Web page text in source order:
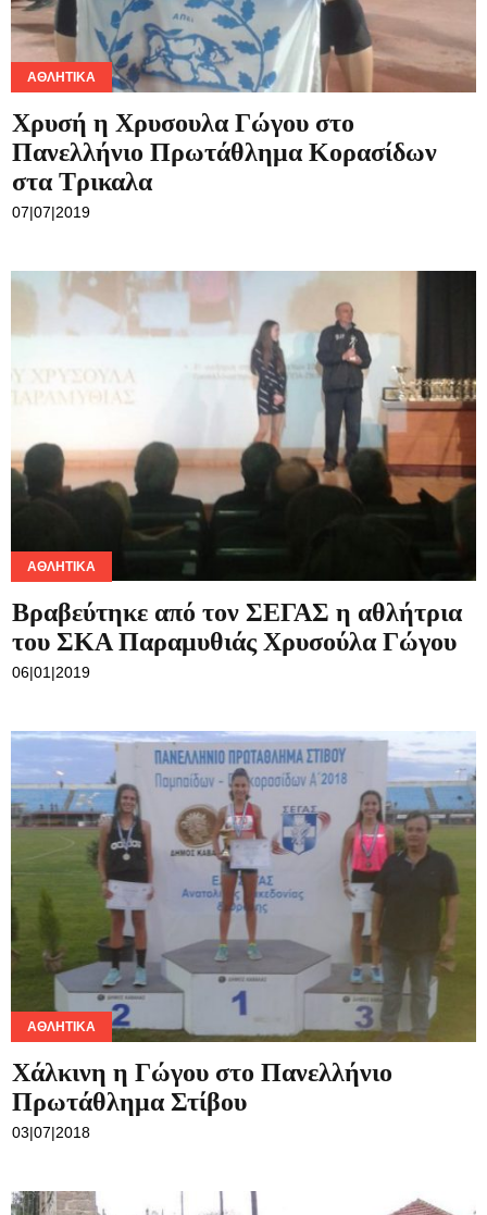
ΑΘΛΗΤΙΚΆ
Χρυσή η Χρυσουλα Γώγου στο
Πανελλήνιο Πρωτάθλημα Κορασίδων
στα Τρικαλα
07|07|2019
ΑΘΛΗΤΙΚΆ
Βραβεύτηκε από τον ΣΕΓΑΣ η αθλήτρια
του ΣΚΑ Παραμυθιάς Χρυσούλα Γώγου
06|01|2019
ΑΘΛΗΤΙΚΆ
Χάλκινη η Γώγου στο Πανελλήνιο
Πρωτάθλημα Στίβου
03|07|2018